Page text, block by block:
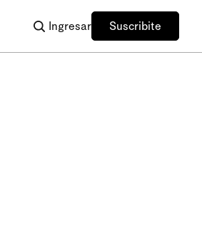
Ingresar Suscribite